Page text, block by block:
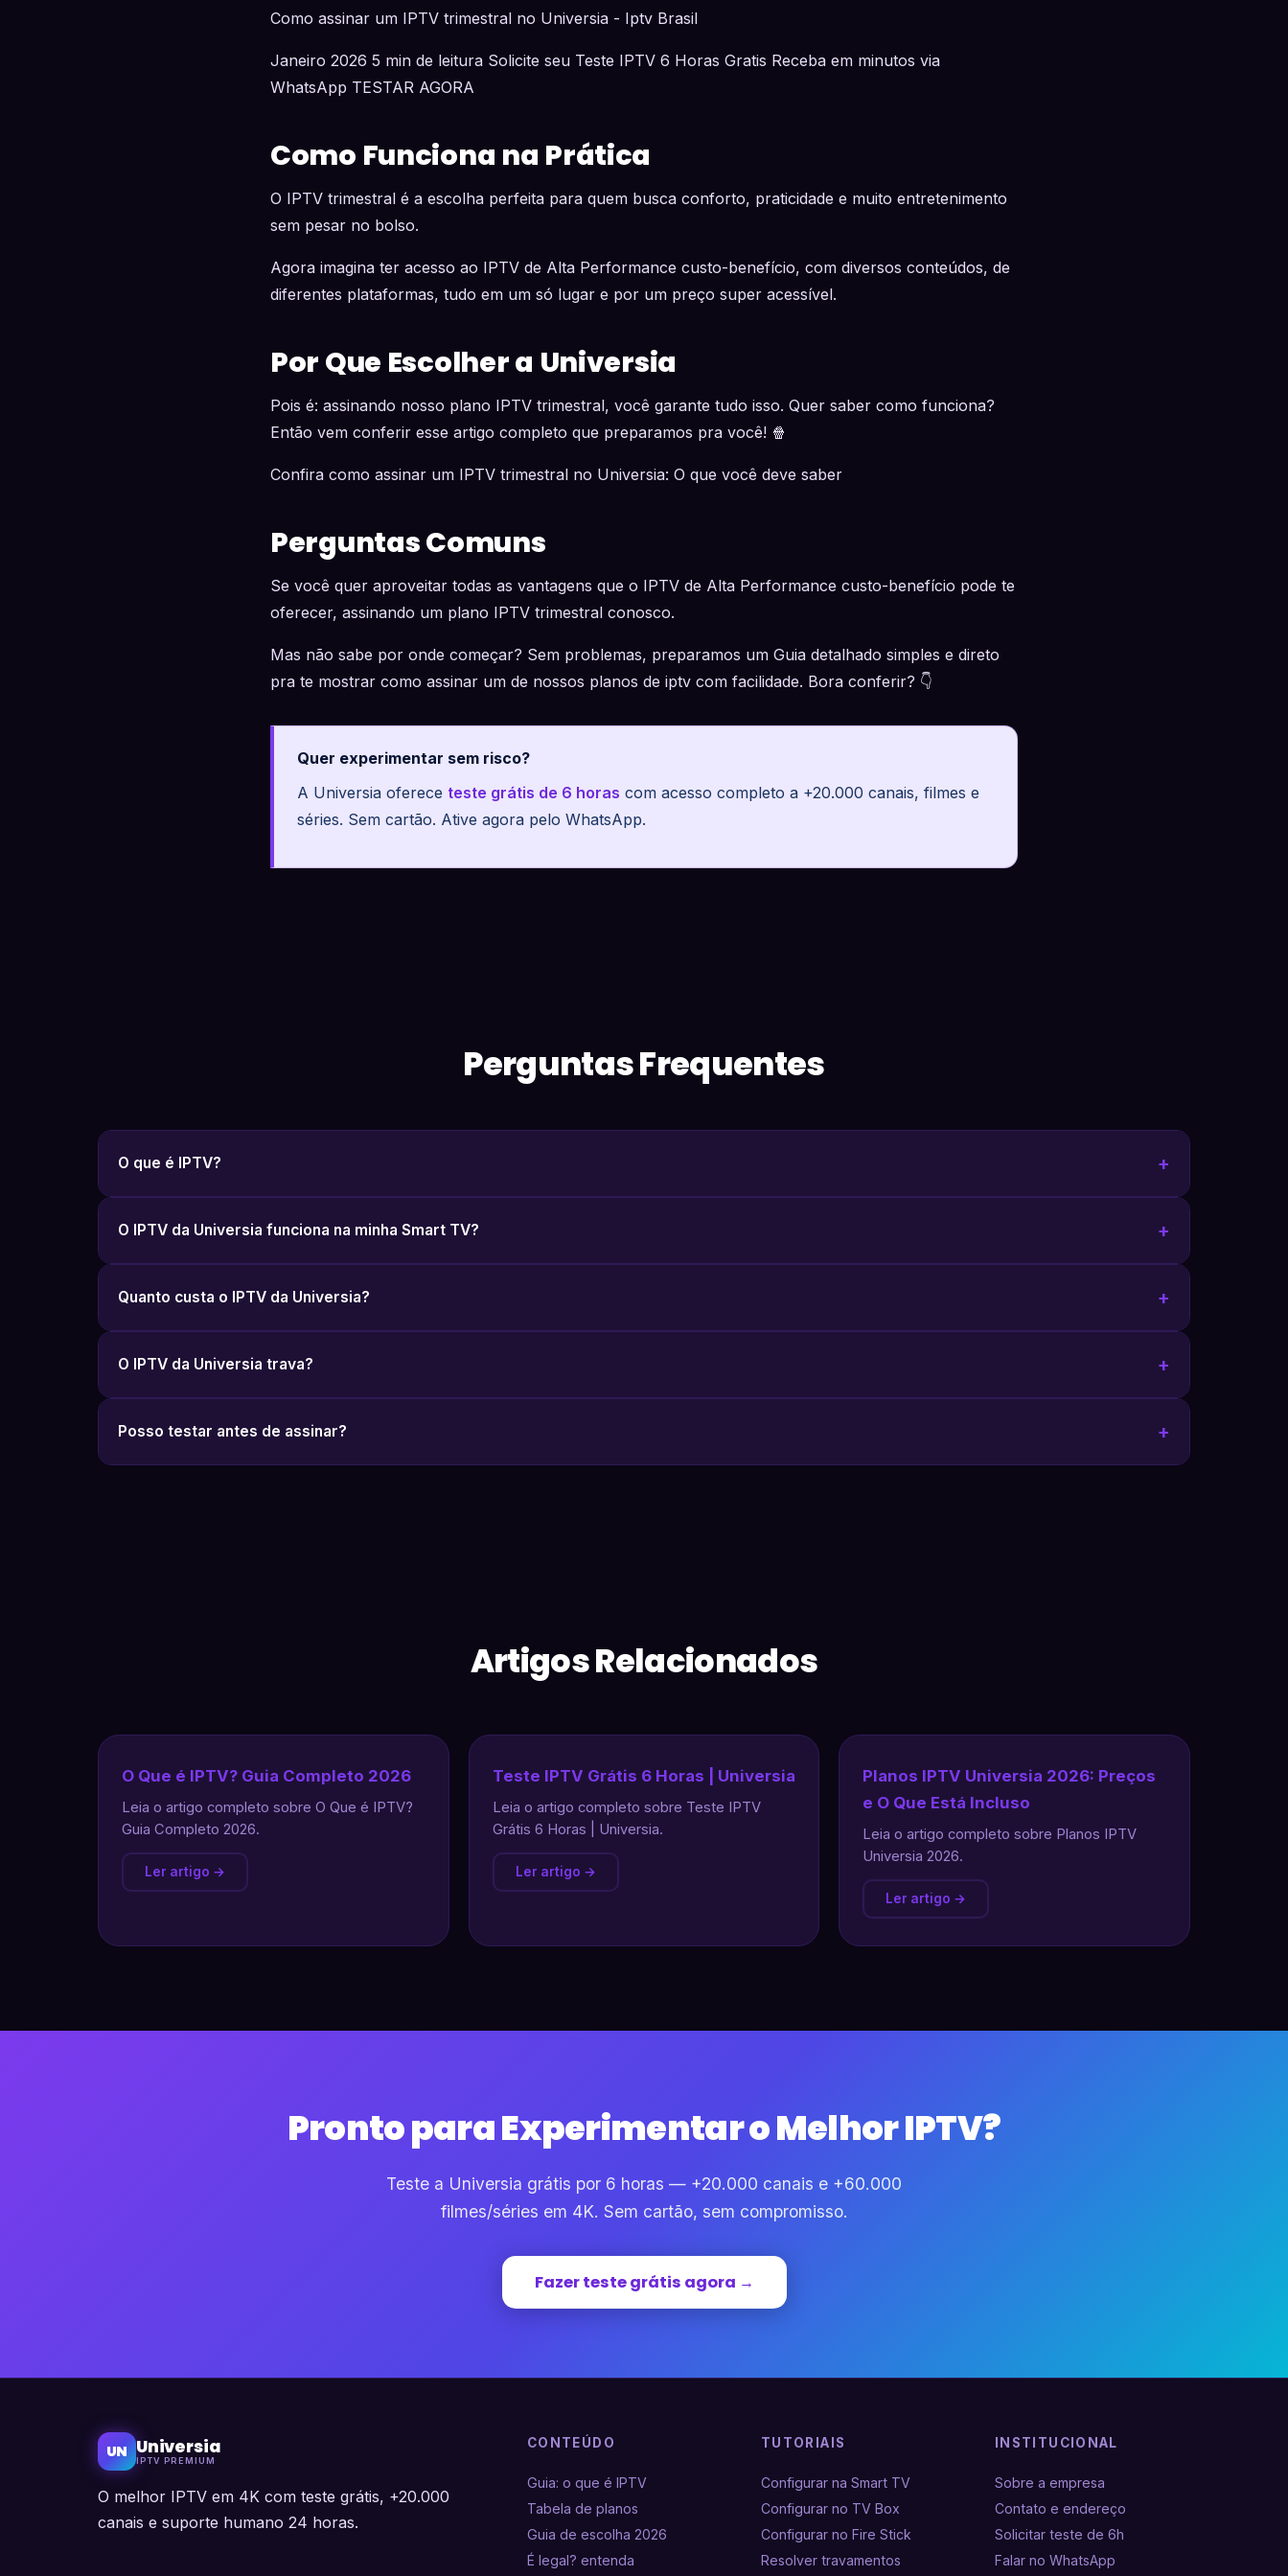
Como assinar um IPTV trimestral no Universia - Iptv Brasil
Janeiro 2026 5 min de leitura Solicite seu Teste IPTV 6 Horas Gratis Receba em minutos via
WhatsApp TESTAR AGORA
Como Funciona na Prática
O IPTV trimestral é a escolha perfeita para quem busca conforto, praticidade e muito entretenimento
sem pesar no bolso.
Agora imagina ter acesso ao IPTV de Alta Performance custo-benefício, com diversos conteúdos, de
diferentes plataformas, tudo em um só lugar e por um preço super acessível.
Por Que Escolher a Universia
Pois é: assinando nosso plano IPTV trimestral, você garante tudo isso. Quer saber como funciona?
Então vem conferir esse artigo completo que preparamos pra você! 🍿
Confira como assinar um IPTV trimestral no Universia: O que você deve saber
Perguntas Comuns
Se você quer aproveitar todas as vantagens que o IPTV de Alta Performance custo-benefício pode te
oferecer, assinando um plano IPTV trimestral conosco.
Mas não sabe por onde começar? Sem problemas, preparamos um Guia detalhado simples e direto
pra te mostrar como assinar um de nossos planos de iptv com facilidade. Bora conferir? 👇
Quer experimentar sem risco?
A Universia oferece teste grátis de 6 horas com acesso completo a +20.000 canais, filmes e
séries. Sem cartão. Ative agora pelo WhatsApp.
Perguntas Frequentes
O que é IPTV?
O IPTV da Universia funciona na minha Smart TV?
Quanto custa o IPTV da Universia?
O IPTV da Universia trava?
Posso testar antes de assinar?
Artigos Relacionados
O Que é IPTV? Guia Completo 2026
Leia o artigo completo sobre O Que é IPTV?
Guia Completo 2026.
Ler artigo →
Teste IPTV Grátis 6 Horas | Universia
Leia o artigo completo sobre Teste IPTV
Grátis 6 Horas | Universia.
Ler artigo →
Planos IPTV Universia 2026: Preços
e O Que Está Incluso
Leia o artigo completo sobre Planos IPTV
Universia 2026.
Ler artigo →
Pronto para Experimentar o Melhor IPTV?
Teste a Universia grátis por 6 horas — +20.000 canais e +60.000
filmes/séries em 4K. Sem cartão, sem compromisso.
Fazer teste grátis agora →
UN Universia
IPTV PREMIUM
O melhor IPTV em 4K com teste grátis, +20.000
canais e suporte humano 24 horas.
CONTEÚDO
Guia: o que é IPTV
Tabela de planos
Guia de escolha 2026
É legal? entenda
TUTORIAIS
Configurar na Smart TV
Configurar no TV Box
Configurar no Fire Stick
Resolver travamentos
INSTITUCIONAL
Sobre a empresa
Contato e endereço
Solicitar teste de 6h
Falar no WhatsApp